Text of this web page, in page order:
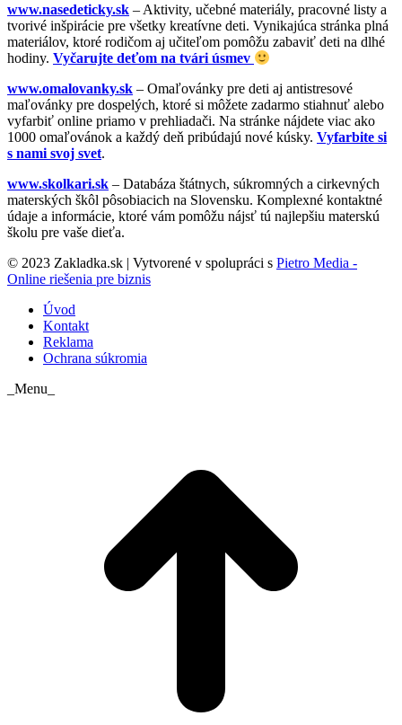
www.nasedeticky.sk – Aktivity, učebné materiály, pracovné listy a
tvorivé inšpirácie pre všetky kreatívne deti. Vynikajúca stránka plná
materiálov, ktoré rodičom aj učiteľom pomôžu zabaviť deti na dlhé
hodiny. Vyčarujte deťom na tvári úsmev
www.omalovanky.sk – Omaľovánky pre deti aj antistresové
maľovánky pre dospelých, ktoré si môžete zadarmo stiahnuť alebo
vyfarbiť online priamo v prehliadači. Na stránke nájdete viac ako
1000 omaľovánok a každý deň pribúdajú nové kúsky. Vyfarbite si
s nami svoj svet.
www.skolkari.sk – Databáza štátnych, súkromných a cirkevných
materských škôl pôsobiacich na Slovensku. Komplexné kontaktné
údaje a informácie, ktoré vám pomôžu nájsť tú najlepšiu materskú
školu pre vaše dieťa.
© 2023 Zakladka.sk | Vytvorené v spolupráci s Pietro Media -
Online riešenia pre biznis
Úvod
Kontakt
Reklama
Ochrana súkromia
_Menu_